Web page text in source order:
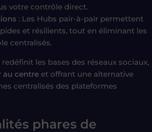
votre contrôle direct.
: Les Hubs pair-à-pair permettent
et résilients, tout en éliminant les
centralisés.
les bases des réseaux sociaux,
au centre et offrant une alternative
centralisés des plateformes
phares de